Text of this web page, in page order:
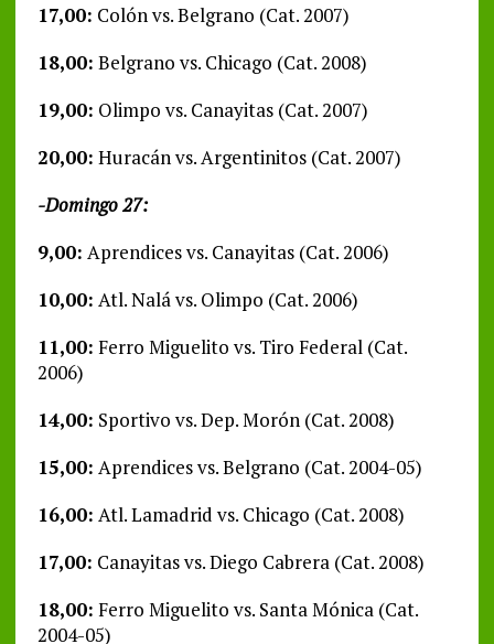
17,00: Colón vs. Belgrano (Cat. 2007)
18,00: Belgrano vs. Chicago (Cat. 2008)
19,00: Olimpo vs. Canayitas (Cat. 2007)
20,00: Huracán vs. Argentinitos (Cat. 2007)
-Domingo 27:
9,00: Aprendices vs. Canayitas (Cat. 2006)
10,00: Atl. Nalá vs. Olimpo (Cat. 2006)
11,00: Ferro Miguelito vs. Tiro Federal (Cat.
2006)
14,00: Sportivo vs. Dep. Morón (Cat. 2008)
15,00: Aprendices vs. Belgrano (Cat. 2004-05)
16,00: Atl. Lamadrid vs. Chicago (Cat. 2008)
17,00: Canayitas vs. Diego Cabrera (Cat. 2008)
18,00: Ferro Miguelito vs. Santa Mónica (Cat.
2004-05)